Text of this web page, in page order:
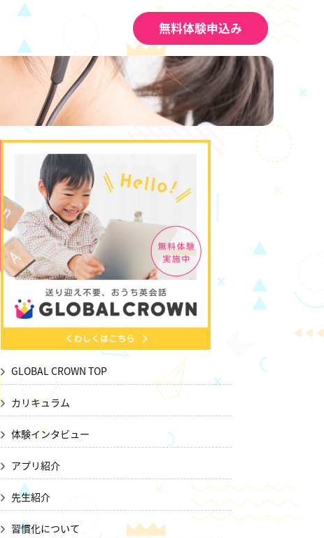
無料体験申込み
GLOBAL CROWN TOP
カリキュラム
体験インタビュー
アプリ紹介
先生紹介
習慣化について